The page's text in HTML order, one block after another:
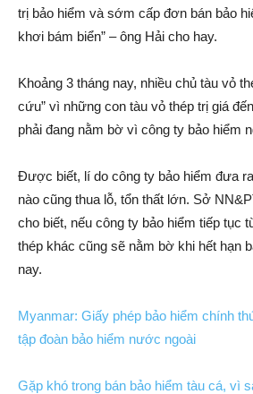
trị bảo hiểm và sớm cấp đơn bán bảo
khơi bám biển” – ông Hải cho hay.
Khoảng 3 tháng nay, nhiều chủ tàu vỏ
cứu” vì những con tàu vỏ thép trị giá
phải đang nằm bờ vì công ty bảo hiểm
Được biết, lí do công ty bảo hiểm đưa
nào cũng thua lỗ, tổn thất lớn. Sở
cho biết, nếu công ty bảo hiểm tiếp tục
thép khác cũng sẽ nằm bờ khi hết hạn
nay.
Myanmar: Giấy phép bảo hiểm chính
tập đoàn bảo hiểm nước ngoài
Gặp khó trong bán bảo hiểm tàu cá, vì